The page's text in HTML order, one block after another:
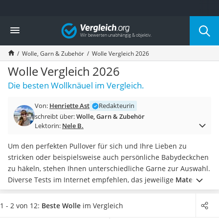
Die beliebtesten Vergleiche nach Kategorie
Freizeit & Sport
Gartentrampolin
Trampolin
Metalldetektor
Eufab-Fahrradträger
Trampolin 366 cm
Aluminium-Koffer
Futterboot
E-Bike-Dreirad
Trekkingschuhe Herren
Reisetasche mit Rollen
Klimmzugstation
Koffer
Nachtsichtgerät
Vergleich
Wolle, Garn & Zubehör Wolle Vergleich 2026
Wolle Vergleich 2026
Die besten Wollknäuel im Vergleich.
Von: Henriette Ast
Redakteurin
schreibt über:Wolle, Garn & Zubehör
Lektorin: Nele B.
Um den perfekten Pullover für sich und Ihre Lieben zu
stricken oder beispielsweise auch persönliche Babydeckchen
zu häkeln, stehen Ihnen unterschiedliche Garne zur Auswahl.
Diverse Tests im Internet empfehlen, das jeweilige Material
passend auf das gewünschte Strick- oder Häkel-Objekt
abzustimmen. Wählen Sie jetzt Wolle aus unserer
1 - 2 von 12: Beste Wolle im Vergleich